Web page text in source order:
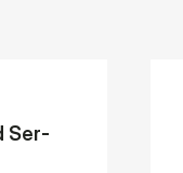
Ser­